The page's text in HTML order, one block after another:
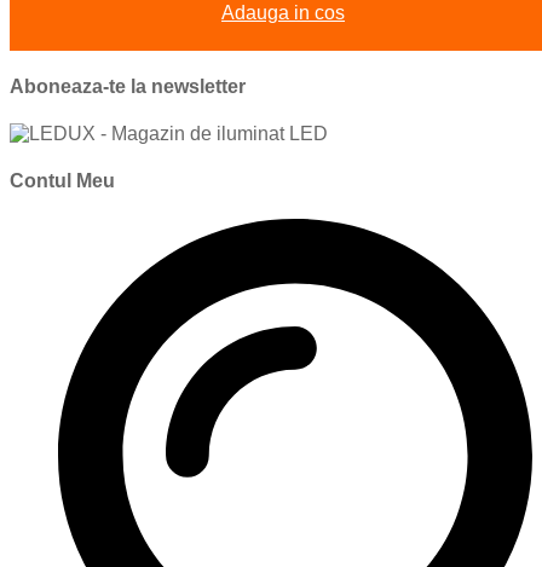
Adauga in cos
Aboneaza-te la newsletter
Contul Meu